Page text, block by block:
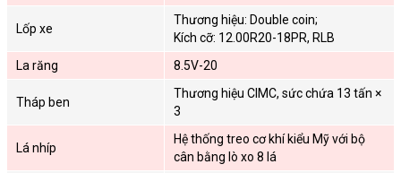
Lốp xe
Thương hiệu: Double coin;
Kích cỡ: 12.00R20-18PR, RLB
La răng
8.5V-20
Tháp ben
Thương hiệu CIMC, sức chứa 13 tấn ×
3
Lá nhíp
Hệ thống treo cơ khí kiểu Mỹ với bộ
cân bằng lò xo 8 lá